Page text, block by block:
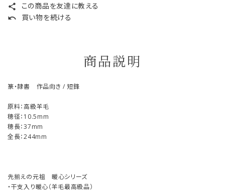
share この商品を友達に教える
undo 買い物を続ける
商品説明
篆・隷書 作品向き / 短鋒
原料：高級羊毛
穂径：10.5mm
穂長：37mm
全長：244mm
先揃えの元祖 暖心シリーズ
・干支入り暖心（羊毛最高級品）